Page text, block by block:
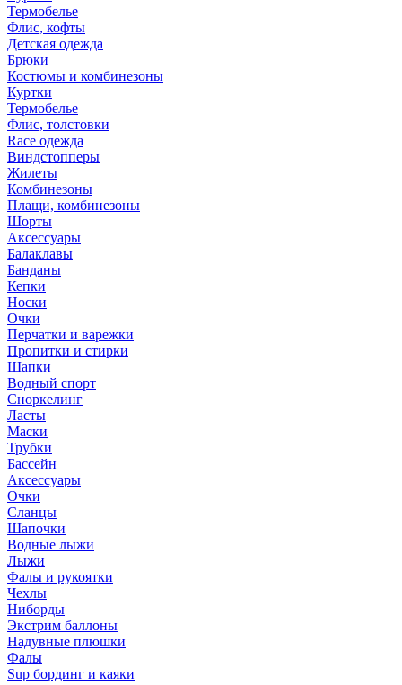
Термобелье
Флис, кофты
Детская одежда
Брюки
Костюмы и комбинезоны
Куртки
Термобелье
Флис, толстовки
Race одежда
Виндстопперы
Жилеты
Комбинезоны
Плащи, комбинезоны
Шорты
Аксессуары
Балаклавы
Банданы
Кепки
Носки
Очки
Перчатки и варежки
Пропитки и стирки
Шапки
Водный спорт
Сноркелинг
Ласты
Маски
Трубки
Бассейн
Аксессуары
Очки
Сланцы
Шапочки
Водные лыжи
Лыжи
Фалы и рукоятки
Чехлы
Ниборды
Экстрим баллоны
Надувные плюшки
Фалы
Sup бординг и каяки